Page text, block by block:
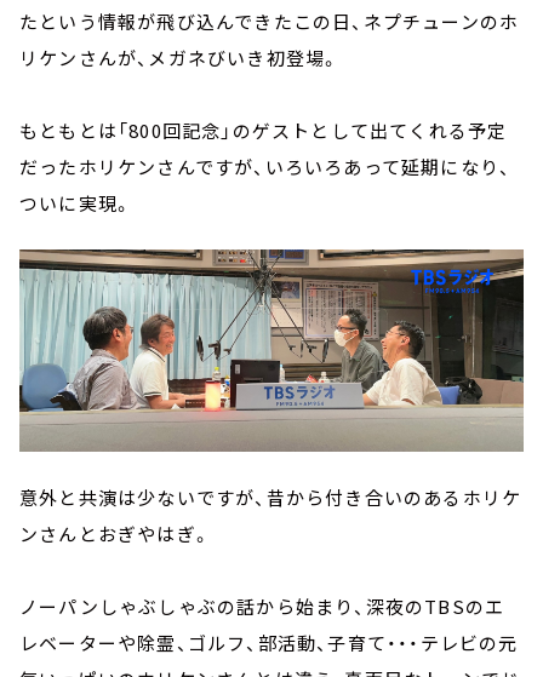
たという情報が飛び込んできたこの日、ネプチューンのホ
リケンさんが、メガネびいき初登場。
もともとは「800回記念」のゲストとして出てくれる予定
だったホリケンさんですが、いろいろあって延期になり、
ついに実現。
意外と共演は少ないですが、昔から付き合いのあるホリケ
ンさんとおぎやはぎ。
ノーパンしゃぶしゃぶの話から始まり、深夜のTBSのエ
レベーターや除霊、ゴルフ、部活動、子育て・・・テレビの元